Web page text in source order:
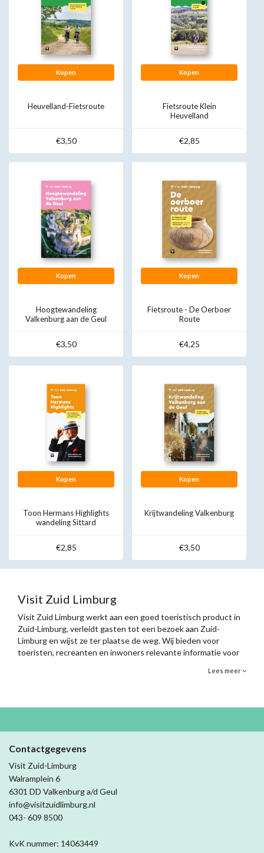
Kopen
Heuvelland-Fietsroute
€3,50
Kopen
Fietsroute Klein
Heuvelland
€2,85
Kopen
Hoogtewandeling
Valkenburg aan de Geul
€3,50
Kopen
Fietsroute - De Oerboer
Route
€4,25
Kopen
Toon Hermans Highlights
wandeling Sittard
€2,85
Kopen
Krijtwandeling Valkenburg
€3,50
Visit Zuid Limburg
Visit Zuid Limburg werkt aan een goed toeristisch product in
Zuid-Limburg, verleidt gasten tot een bezoek aan Zuid-
Limburg en wijst ze ter plaatse de weg. Wij bieden voor
toeristen, recreanten en inwoners relevante informatie voor
gebruikt. Voor, tijdens én na hun verblijf, wanneer de gast dit
Lees meer
Contactgegevens
Visit Zuid-Limburg
Walramplein 6
6301 DD Valkenburg a/d Geul
info@visitzuidlimburg.nl
043- 609 8500
KvK nummer: 14063449